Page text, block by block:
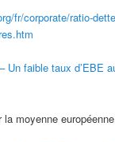
fr/corporate/ratio-
Un faible taux d’EBE
moyenne